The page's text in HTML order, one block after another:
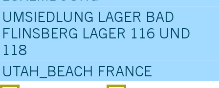
UMSIEDLUNG LAGER BAD
FLINSBERG LAGER 116 UND
118
UTAH_BEACH FRANCE